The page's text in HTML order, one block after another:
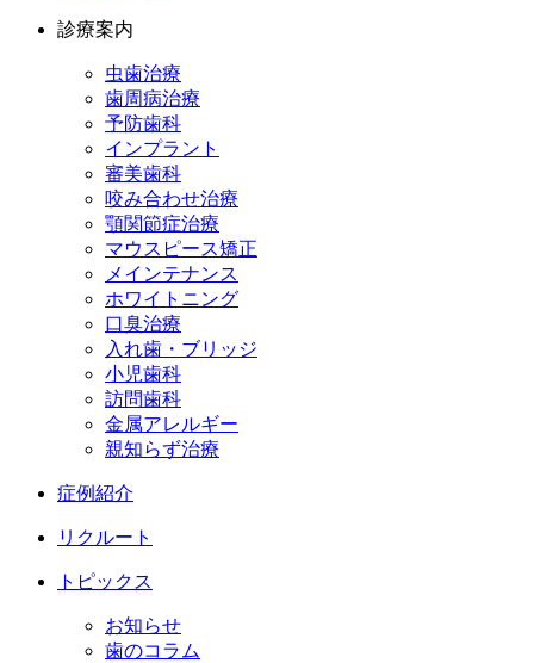
診療案内
虫歯治療
歯周病治療
予防歯科
インプラント
審美歯科
咬み合わせ治療
顎関節症治療
マウスピース矯正
メインテナンス
ホワイトニング
口臭治療
入れ歯・ブリッジ
小児歯科
訪問歯科
金属アレルギー
親知らず治療
症例紹介
リクルート
トピックス
お知らせ
歯のコラム